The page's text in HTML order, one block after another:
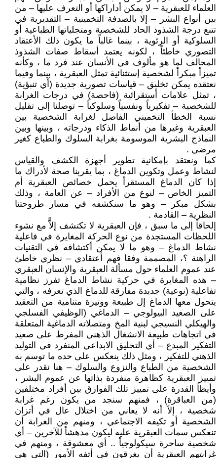
العلماء للعبقرية – لا يمكن أداراكها أو التعرف عليها – من
بين أنواع البشر – إلا بالصدفة التخمينية – التقديرية في
تتبع درجة الشذوذ الحاد للشخصية ومتجلياتها الطباعية أو
السلوكية أو الرئوية ، بينما غالباً ما يكون ذلك الأعتقاد
التصوري خاطئاً ، لكونه يعتمد أسقاط صفات الشذوذ
المخالف لما هو مألوف في الأنسان عند فرد ما ، وكأنه
تميزاً مبكراً لشخصية إستثنائية تمثل العبقرية ، بينما وفيما
نعتقده يمكن تخليق – قياسات تصورية جديدة (أي تنبؤية)
، تمثل علامات أستقرائية (فاحصة) في درجات الغرابة
للشخصية – تفكيرياً ونفسياً وسلوكياً – توصلنا إلى تقليل
نسبة الخطأ التخميني الفاصل لغرابة الشخصية بين
العبقرية وغيرها من أنماط الذكاء ودرجاته ، وبينها وبين
النماذج البشرية الموسومة بغرابة السلوك والطباع كغير
مرضي .
كما ونعتقد بإمكانية تطوير أجهزة الكشف والقياس
لنشاط وعمل وتكوين الدماغ ، بما يقربنا صحة لأدراك ما
إذا كان الدماغ المستقرأ يحمل خصائص العبقرية أم
التميز الخاص – لنوع من الأفراد – عن العامة ، وذلك
بشكل مبكر – وهو ما سنكشفه في مسار طروحتنا
النظرية – القادمة .
إلحاقاً إلى ما سبق ، فإن العبقرية لا تكتشف إلاًّ مع نشوء
اللحظات المستجدة من نوع الحركة المغايرة في فاعلية
نشاط الدماغ – وهو ما لا يمكن أكتشافه في التقنيات
الراهنة ؟، المصممة وفقا فهم أعتقادي – نظري خاطئ
عند عموم العلماء حول مسألة العبقرية والإنسان العبقري
– هذه المغايرة في حركية نشاط الدماغ تفرز نظامية
تفاعلية (نوعية) جديدة مفارقة للدماغ الذي تعرفه ، والتي
يتحول معها الدماغ إل طبيعة ووتيرة متنامية من التعقيد
على الصعيد البيولوجي – الدماغي (الوظيفي الفسلجي
والهيكلي النسيجي لبنية المخ ومتصلاته الدماغية المتعلقة
في اتجاهات طبيعة الانشغال الذهني المفرط على صعيد
التفكير المبدع – أي التخليق الابداعي المنفرد في التوليد
الذهني للتفكير ، ومثل ذلك ينعكس على حده ما توسم به
الشخصية من الطباع والنزوع والسلوك – هنا نقدر على
تمييز العبقرية كظاهرة منفردة بذاتها عن عموم البشر ،
وأيظاً القدرة على تمييز تلك الفوارق بين أفراد مختلفين
(من العباقرة) ، فمنهم سنجد من يكون رغم غرابة
شخصية ، إلاّ أنه لا يعاني من اختلال عال في أتزان
الشخصية أو تكيفه الاجتماعي ، ومنهم من الغرابة أن
تنعكس سمات العبقرية عليه ليكون مدهشاً للآخرين – أي
شخصية ساحرة سيكولوجياً .. أي معشوقة ، ومنهم في
غرابتهم العبقرية أن يغرقون في أتفه الأمور (التي هي